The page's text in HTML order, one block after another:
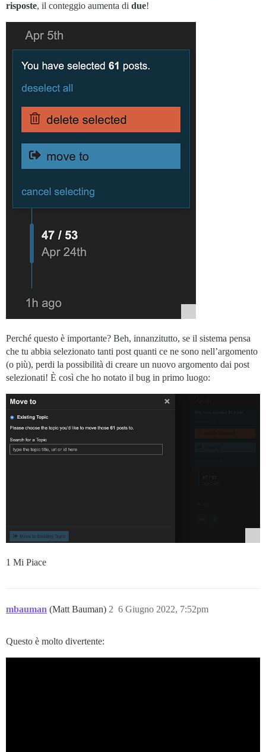
risposte, il conteggio aumenta di due!
Perché questo è importante? Beh, innanzitutto, se il sistema pensa
che tu abbia selezionato tanti post quanti ce ne sono nell’argomento
(o più), perdi la possibilità di creare un nuovo argomento dai post
selezionati! È così che ho notato il bug in primo luogo:
1 Mi Piace
mbauman (Matt Bauman) 6 Giugno 2022, 7:52pm
2
Questo è molto divertente: